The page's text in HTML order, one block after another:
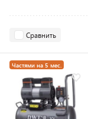
Сравнить
Частями на 5 мес.